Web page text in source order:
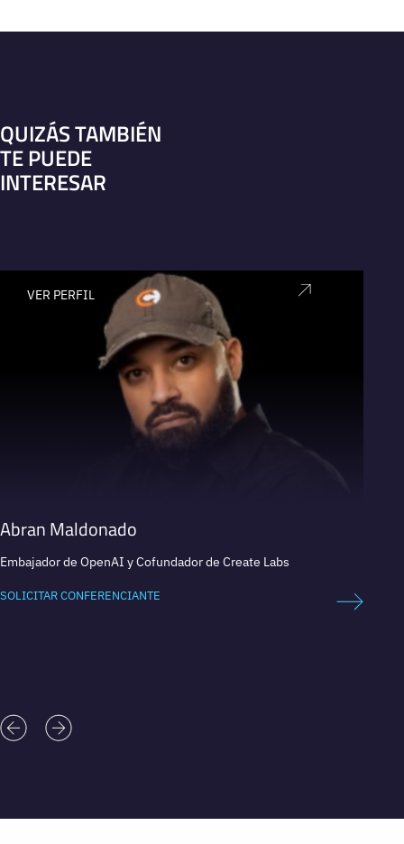
QUIZÁS TAMBIÉN
TE PUEDE
INTERESAR
VER PERFIL
Abran Maldonado
Embajador de OpenAI y Cofundador de Create Labs
SOLICITAR CONFERENCIANTE